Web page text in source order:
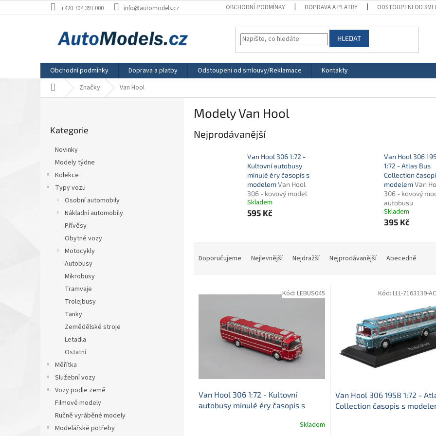
na
+420 704 397 000 info@automodels.cz OBCHODNÍ PODMÍNKY DOPRAVA A PLATBY ODSTOUPENI OD
HLEDAT
Obchodní podmínky Doprava a platby Odstoupeni od smlouvy/Reklamace
Kontakty
Domů Značky Van Hool
kategorie
Kategorie
Novinky
Modely týdne
Kolekce
Typy vozu
Osobní automobily
Nákladní automobily
Přívěsy
Obytné vozy
Motocykly
Autobusy
Mikrobusy
Tramvaje
Trolejbusy
Tanky
Zemědělské stroje
Letadla
Ostatní
Měřítka
Služební vozy
Vozy podle země
Filmové modely
Ručně vyráběné modely
Modelářské potřeby
Modely Van Hool
Nejprodávanější
Van Hool 306 1:72 -
Kultovní autobusy
minulé éry časopis s
modelemVan Hool
306 - kovový model
Skladem
595 Kč
Van Hool 306
1:72 - Atlas Bus
Collection
modelemVan
306 - kovový
autobusu
Skladem
395 Kč
Doporučujeme Nejlevnější Nejdražší Nejprodávanější Abecedně
Van Hool 306 1:72 - Kultovní
autobusy minulé éry časopis s
Skladem
Kód: LEBUS045
Van Hool 306 1958 1:72 -
Collection časopis s
Kód: LLL-7163139-